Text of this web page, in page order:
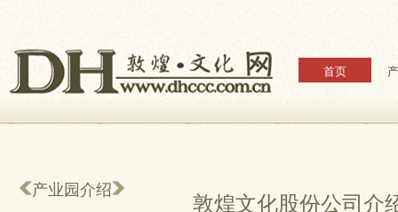
首页
产业园介绍
敦煌文化股份公司介